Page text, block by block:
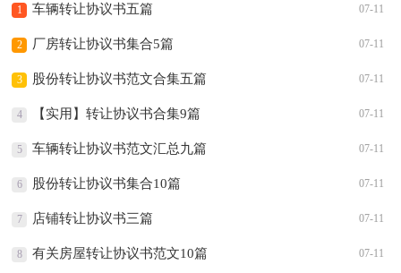
1 07-11
车辆转让协议书五篇
2 07-11
厂房转让协议书集合5篇
3 07-11
股份转让协议书范文合集五篇
4 07-11
【实用】转让协议书合集9篇
5 07-11
车辆转让协议书范文汇总九篇
6 07-11
股份转让协议书集合10篇
7 07-11
店铺转让协议书三篇
8 07-11
有关房屋转让协议书范文10篇